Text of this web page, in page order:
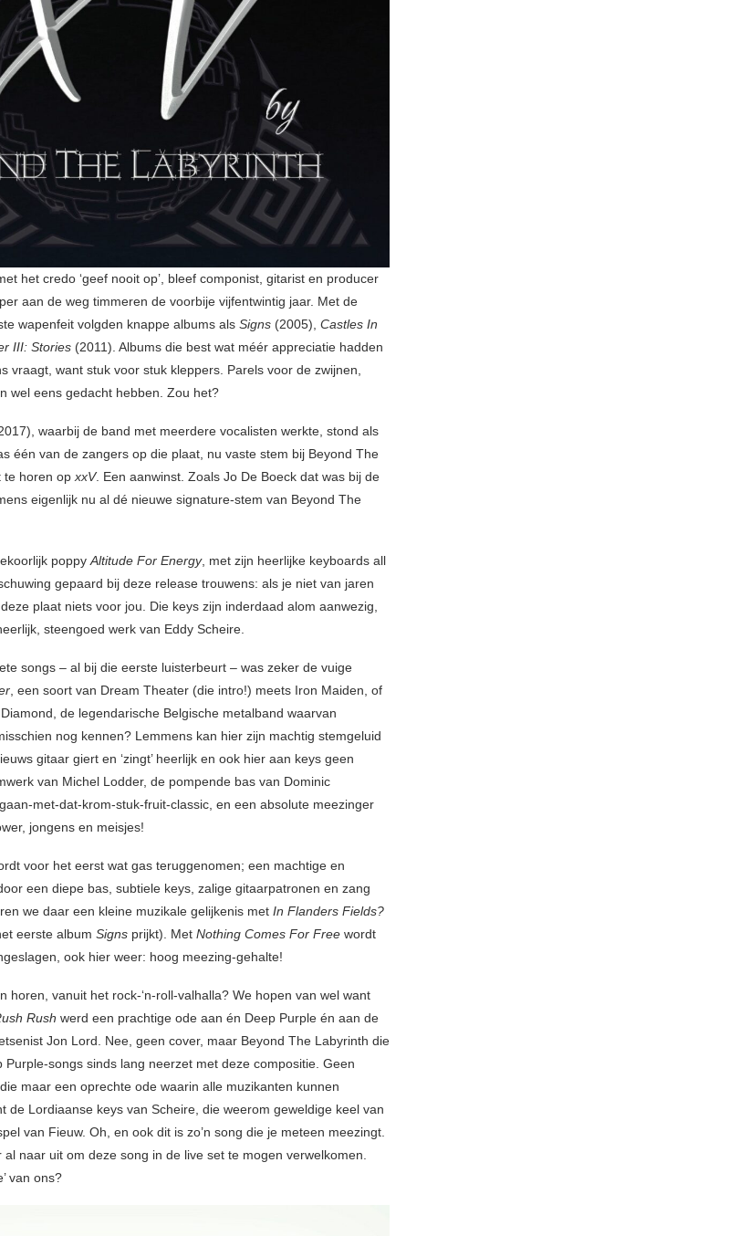
het credo ‘geef nooit op’, bleef componist, gitarist en producer
aan de weg timmeren de voorbije vijfentwintig jaar. Met de
wapenfeit volgden knappe albums als Signs (2005), Castles In
III: Stories (2011). Albums die best wat méér appreciatie hadden
vraagt, want stuk voor stuk kleppers. Parels voor de zwijnen,
wel eens gedacht hebben. Zou het?
waarbij de band met meerdere vocalisten werkte, stond als
één van de zangers op die plaat, nu vaste stem bij Beyond The
te horen op xxV. Een aanwinst. Zoals Jo De Boeck dat was bij de
eigenlijk nu al dé nieuwe signature-stem van Beyond The
poppy Altitude For Energy, met zijn heerlijke keyboards all
gepaard bij deze release trouwens: als je niet van jaren
plaat niets voor jou. Die keys zijn inderdaad alom aanwezig,
steengoed werk van Eddy Scheire.
songs – al bij die eerste luisterbeurt – was zeker de vuige
, een soort van Dream Theater (die intro!) meets Iron Maiden, of
de legendarische Belgische metalband waarvan
nog kennen? Lemmens kan hier zijn machtig stemgeluid
gitaar giert en ‘zingt’ heerlijk en ook hier aan keys geen
van Michel Lodder, de pompende bas van Dominic
met-dat-krom-stuk-fruit-classic, en een absolute meezinger
jongens en meisjes!
voor het eerst wat gas teruggenomen; een machtige en
een diepe bas, subtiele keys, zalige gitaarpatronen en zang
we daar een kleine muzikale gelijkenis met In Flanders Fields?
eerste album Signs prijkt). Met Nothing Comes For Free wordt
ook hier weer: hoog meezing-gehalte!
horen, vanuit het rock-‘n-roll-valhalla? We hopen van wel want
Rush werd een prachtige ode aan én Deep Purple én aan de
Jon Lord. Nee, geen cover, maar Beyond The Labyrinth die
Purple-songs sinds lang neerzet met deze compositie. Geen
maar een oprechte ode waarin alle muzikanten kunnen
de Lordiaanse keys van Scheire, die weerom geweldige keel van
van Fieuw. Oh, en ook dit is zo’n song die je meteen meezingt.
naar uit om deze song in de live set te mogen verwelkomen.
van ons?